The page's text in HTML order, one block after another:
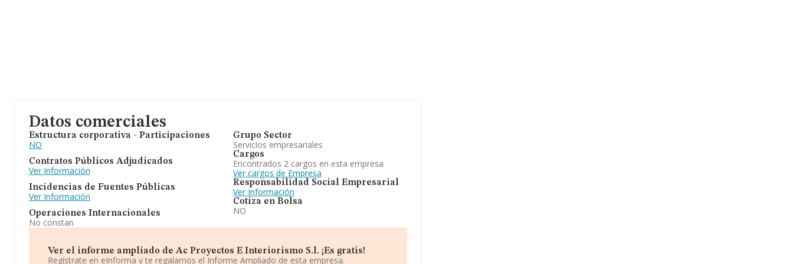
Datos comerciales
Estructura corporativa - Participaciones
NO
Contratos Públicos Adjudicados
Ver Información
Incidencias de Fuentes Públicas
Ver Información
Operaciones Internacionales
No constan
Grupo Sector
Servicios empresariales
Cargos
Encontrados 2 cargos en esta empresa
Ver cargos de Empresa
Responsabilidad Social Empresarial
Ver Información
Cotiza en Bolsa
NO
Ver el informe ampliado de Ac Proyectos E Interiorismo S.l. ¡Es gratis!
Regístrate en eInforma y te regalamos el Informe Ampliado de esta empresa.